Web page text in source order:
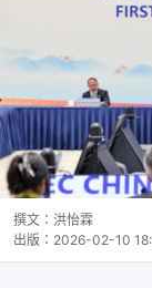
撰文： 洪怡霖
出版： 2026-02-10